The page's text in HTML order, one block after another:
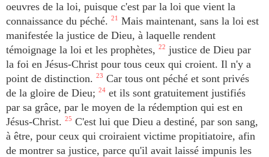
oeuvres de la loi, puisque c'est par la loi que vient la
connaissance du péché. 21
Mais maintenant, sans la loi est
manifestée la justice de Dieu, à laquelle rendent
témoignage la loi et les prophètes, 22 justice de Dieu par
la foi en Jésus-Christ pour tous ceux qui croient. Il n'y a
point de distinction. 23 Car tous ont péché et sont privés
de la gloire de Dieu; 24 et ils sont gratuitement justifiés
par sa grâce, par le moyen de la rédemption qui est en
Jésus-Christ. 25 C'est lui que Dieu a destiné, par son sang,
à être, pour ceux qui croiraient victime propitiatoire, afin
de montrer sa justice, parce qu'il avait laissé impunis les